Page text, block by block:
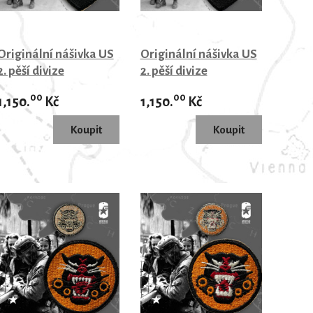
nášivka US
pěší divize
00 Kč
Originální nášivka US
2. pěší divize
1,150.00 Kč